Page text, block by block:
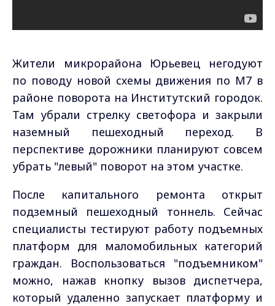
Жители микрорайона Юрьевец негодуют
по поводу новой схемы движения по М7 в
районе поворота на Институтский городок.
Там убрали стрелку светофора и закрыли
наземный пешеходный переход. В
перспективе дорожники планируют совсем
убрать "левый" поворот на этом участке.
После капитального ремонта открыт
подземный пешеходный тоннель. Сейчас
специалисты тестируют работу подъемных
платформ для маломобильных категорий
граждан. Воспользоваться "подъемником"
можно, нажав кнопку вызов диспетчера,
который удаленно запускает платформу и